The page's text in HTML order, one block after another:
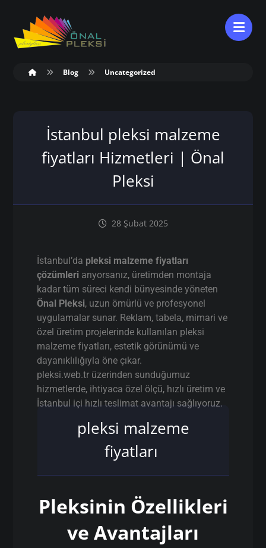
Blog Uncategorized
İstanbul pleksi malzeme
fiyatları Hizmetleri | Önal
Pleksi
28 Şubat 2025
İstanbul’da pleksi malzeme fiyatları
çözümleri arıyorsanız, üretimden montaja
kadar tüm süreci kendi bünyesinde yöneten
Önal Pleksi, uzun ömürlü ve profesyonel
uygulamalar sunar. Reklam, tabela, mimari ve
özel üretim projelerinde kullanılan pleksi
malzeme fiyatları, estetik görünümü ve
dayanıklılığıyla öne çıkar.
pleksi.web.tr üzerinden sunduğumuz
hizmetlerde, ihtiyaca özel ölçü, hızlı üretim ve
İstanbul içi hızlı teslimat avantajı sağlıyoruz.
pleksi malzeme
fiyatları
Pleksinin Özellikleri
ve Avantajları